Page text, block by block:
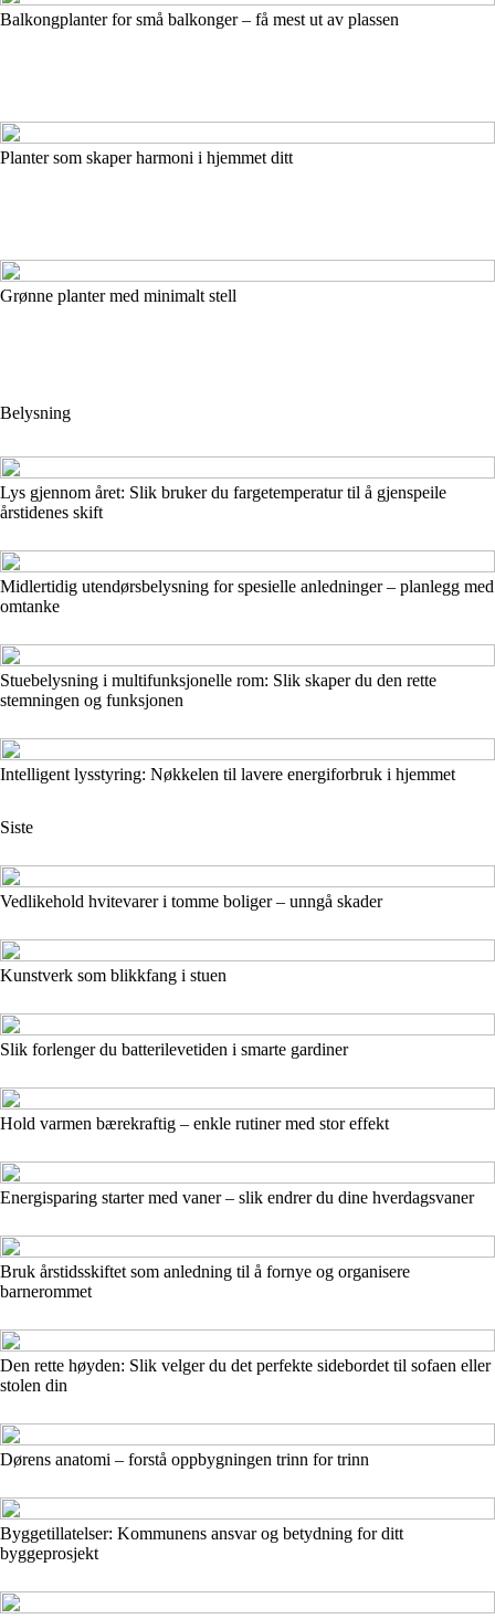
Balkongplanter for små balkonger – få mest ut av plassen
Planter som skaper harmoni i hjemmet ditt
Grønne planter med minimalt stell
Belysning
Lys gjennom året: Slik bruker du fargetemperatur til å gjenspeile
årstidenes skift
Midlertidig utendørsbelysning for spesielle anledninger – planlegg med
omtanke
Stuebelysning i multifunksjonelle rom: Slik skaper du den rette
stemningen og funksjonen
Intelligent lysstyring: Nøkkelen til lavere energiforbruk i hjemmet
Siste
Vedlikehold hvitevarer i tomme boliger – unngå skader
Kunstverk som blikkfang i stuen
Slik forlenger du batterilevetiden i smarte gardiner
Hold varmen bærekraftig – enkle rutiner med stor effekt
Energisparing starter med vaner – slik endrer du dine hverdagsvaner
Bruk årstidsskiftet som anledning til å fornye og organisere
barnerommet
Den rette høyden: Slik velger du det perfekte sidebordet til sofaen eller
stolen din
Dørens anatomi – forstå oppbygningen trinn for trinn
Byggetillatelser: Kommunens ansvar og betydning for ditt
byggeprosjekt